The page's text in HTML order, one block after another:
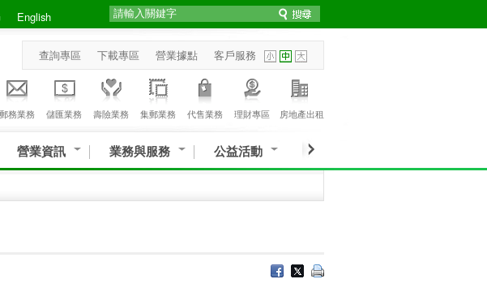
English
查詢專區 下載專區 營業據點 客戶服務
郵務業務 儲匯業務 壽險業務 集郵業務 代售業務 理財專區 房地產出租
營業資訊 業務與服務 公益活動